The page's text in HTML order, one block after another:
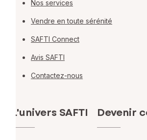
Nos services
Vendre en toute sérénité
SAFTI Connect
Avis SAFTI
Contactez-nous
L'univers SAFTI Devenir